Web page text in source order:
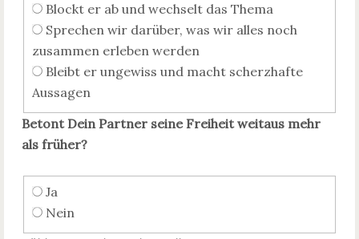
Blockt er ab und wechselt das Thema
Sprechen wir darüber, was wir alles noch
zusammen erleben werden
Bleibt er ungewiss und macht scherzhafte
Aussagen
Betont Dein Partner seine Freiheit weitaus mehr
als früher?
Ja
Nein